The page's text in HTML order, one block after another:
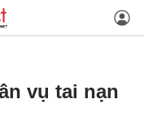
vụ tai nạn